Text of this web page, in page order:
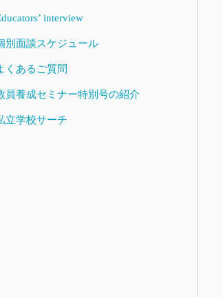
interview
別面談スケジュール
くあるご質問
員養成セミナー特別号の紹介
立学校サーチ